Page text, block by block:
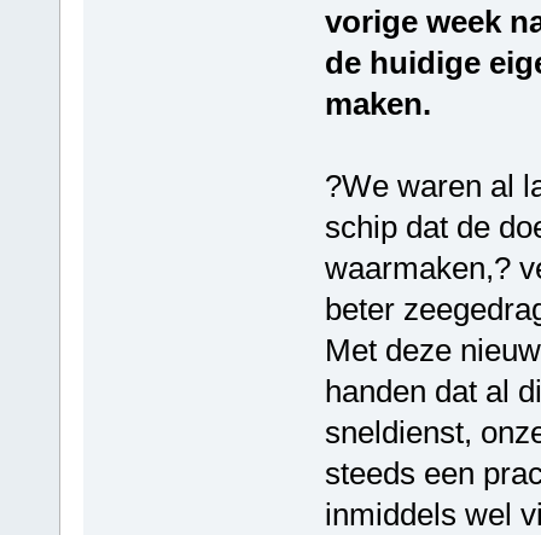
vorige week
de huidige
maken.
?We waren al
schip dat de
waarmaken,?
beter
Met deze
handen dat al
sneldienst,
steeds een
inmiddels wel